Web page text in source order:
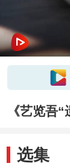
《艺览吾
选集